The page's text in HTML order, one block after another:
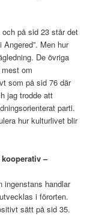
på sid 23 står det
Men hur
De övriga
om
som på sid 76 där
jag trodde att
parti.
hur kulturlivet blir
–
ingenstans handlar
i förorten.
sätt på sid 35.